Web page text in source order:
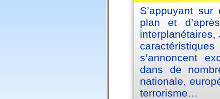
S’appuyant
plan et
interplanétaires,
s’annoncent
dans de
nationale,
terrorisme…